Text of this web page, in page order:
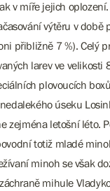
v míře jejich
výtěru v
přibližně 7 %). Celý
larev ve
plovoucích
úseku
zejména letošní léto.
totiž mladé
minoh se však
mihule